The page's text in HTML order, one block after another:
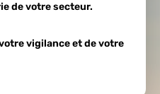
de votre secteur.
vigilance et de votre